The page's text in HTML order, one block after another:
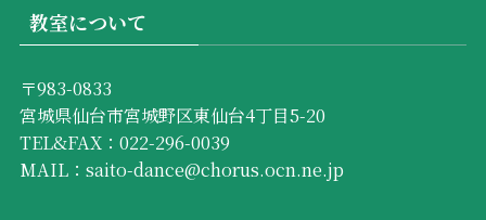
教室について
〒983-0833
宮城県仙台市宮城野区東仙台4丁目5-20
TEL&FAX：022-296-0039
MAIL：saito-dance@chorus.ocn.ne.jp